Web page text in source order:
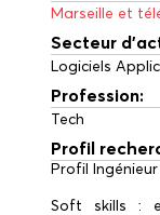
Marseille et
Secteur
Logiciels
Profession:
Tech
Profil
Profil
Soft skills :